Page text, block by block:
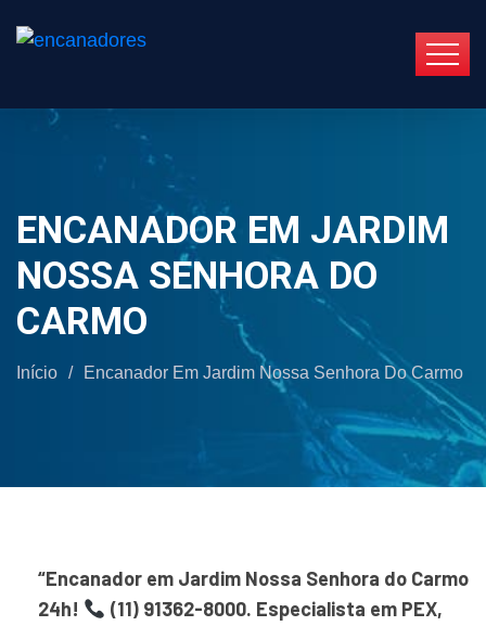
ENCANADOR EM JARDIM
NOSSA SENHORA DO
CARMO
Início / Encanador Em Jardim Nossa Senhora Do Carmo
“Encanador em Jardim Nossa Senhora do Carmo
24h!
(11) 91362-8000. Especialista em PEX,